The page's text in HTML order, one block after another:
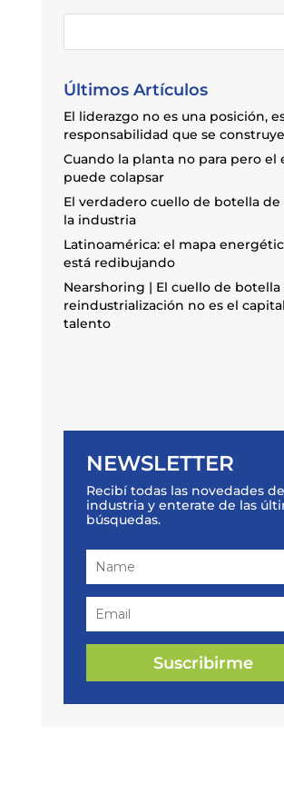
Últimos Artículos
El liderazgo no es una posición,
responsabilidad que se
Cuando la planta no para pero el
puede colapsar
El verdadero cuello de botella de
la industria
Latinoamérica: el mapa
está redibujando
Nearshoring | El cuello de botella
reindustrialización no es el
talento
NEWSLETTER
Recibí todas las novedades
industria y enterate de las
búsquedas.
Suscribirme